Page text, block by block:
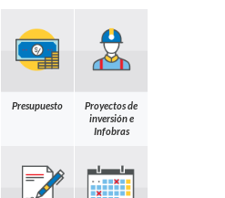
Presupuesto
Proyectos de
inversión e
Infobras